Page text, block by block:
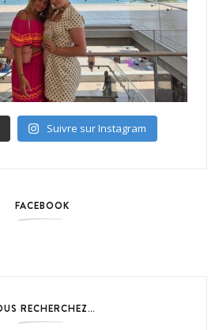
Suivre sur Instagram
FACEBOOK
RECHERCHEZ…